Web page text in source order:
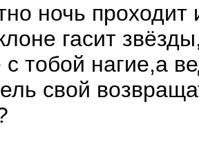
ночь
гасит
тобой нагие,а
свой